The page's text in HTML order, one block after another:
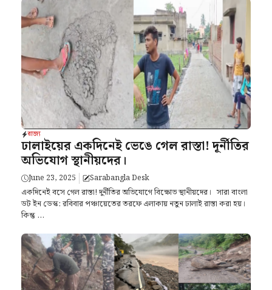
রাজ্য
ঢালাইয়ের একদিনেই ভেঙে গেল রাস্তা! দূর্নীতির
অভিযোগ স্থানীয়দের।
June 23, 2025 Sarabangla Desk
একদিনেই বসে গেল রাস্তা! দুর্নীতির অভিযোগে বিক্ষোভ স্থানীয়দের। সারা বাংলা
ডট ইন ডেস্ক: রবিবার পঞ্চায়েতের তরফে এলাকায় নতুন ঢালাই রাস্তা করা হয়।
কিন্তু ...